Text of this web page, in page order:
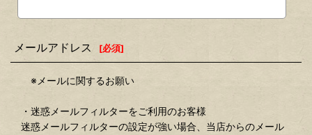
メールアドレス [必須]
※メールに関するお願い
・迷惑メールフィルターをご利用のお客様
迷惑メールフィルターの設定が強い場合、当店からのメール